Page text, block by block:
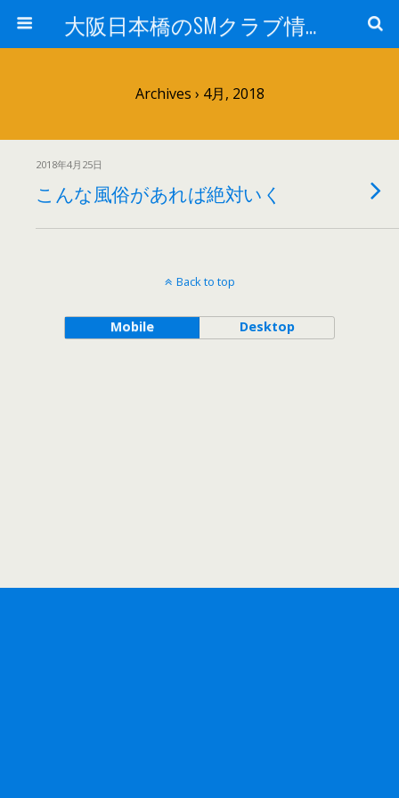
大阪日本橋のSMクラブ情報 M女専科
Archives › 4月, 2018
2018年4月25日
こんな風俗があれば絶対いく
Back to top
Mobile Desktop